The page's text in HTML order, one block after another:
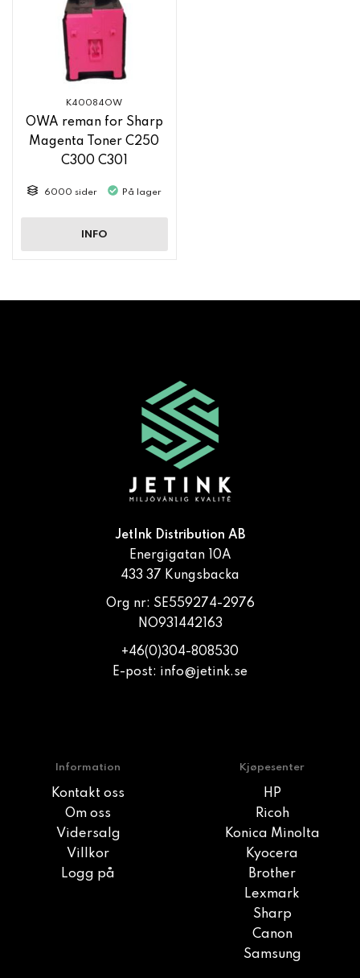
K40084OW
OWA reman for Sharp
Magenta Toner C250
C300 C301
6000 sider På lager
INFO
JetInk Distribution AB
Energigatan 10A
433 37 Kungsbacka
Org nr: SE559274-2976
NO931442163
+46(0)304-808530
E-post: info@jetink.se
Information
Kontakt oss
Om oss
Vidersalg
Villkor
Logg på
Kjøpesenter
HP
Ricoh
Konica Minolta
Kyocera
Brother
Lexmark
Sharp
Canon
Samsung